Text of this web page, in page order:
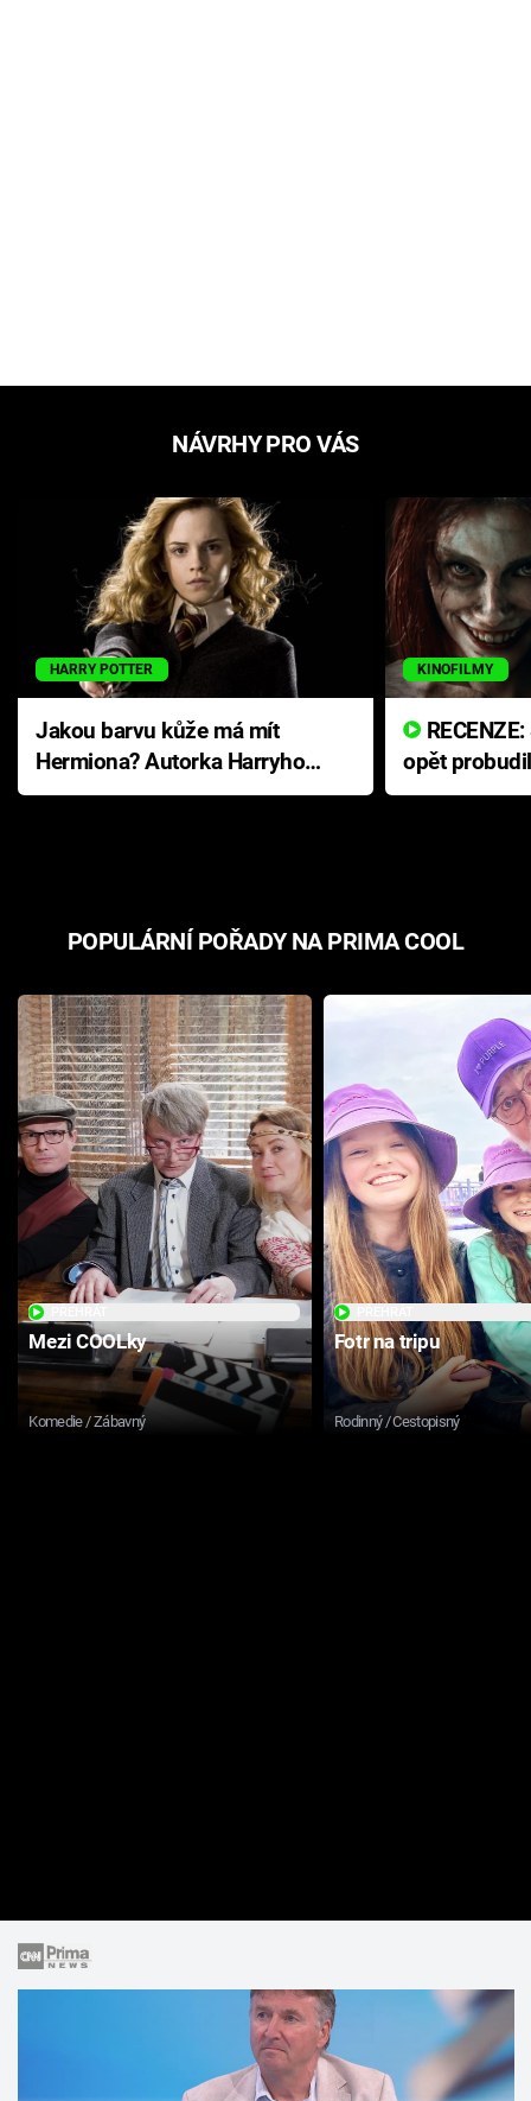
NÁVRHY PRO VÁS
HARRY POTTER
Jakou barvu kůže má mít
Hermiona? Autorka Harryho
Pottera přišla s ráznou
KINOFILMY
opět
přichází s
POPULÁRNÍ POŘADY NA PRIMA COOL
Mezi COOLky
Komedie / Zábavný
Fotr na tripu
Rodinný / Cestopisný